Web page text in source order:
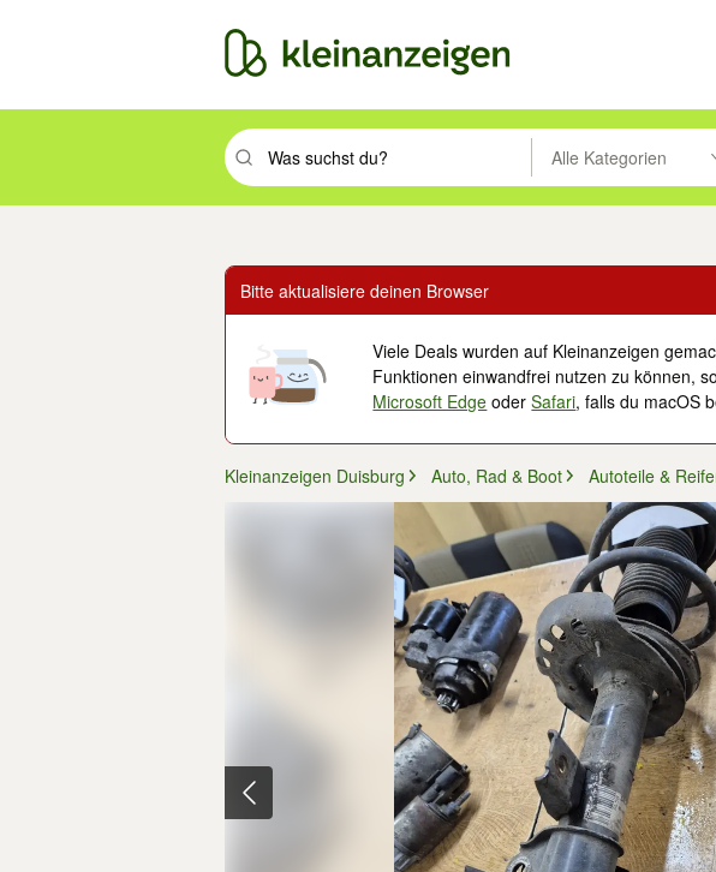
Suchbegriff eingeben. Eingabetaste drücken um zu suchen,
Alle Kategorien
Bitte aktualisiere deinen Browser
Viele Deals wurden auf Kleinanzeigen
Funktionen einwandfrei nutzen zu können,
Microsoft Edge oderSafari, falls du macOS
Kleinanzeigen Duisburg Auto, Rad & Boot Autoteile &